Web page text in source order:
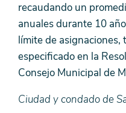
recaudando un
anuales durante 10
límite de asignaciones,
especificado en la
Consejo Municipal de
Ciudad y condado de